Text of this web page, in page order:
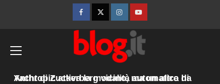
FacebookTwitterInstagramYouTube
principale
Iran, Araqchi “Un accordo con l’Oman su
Hormuz è vicino”. Nave colpita da un
proiettile nello Stretto
Giuseppe Recca 10 Agosto 2026 : 7:30
Yacht di Zuckerberg vicino, ma un altro ha
Anthropic attiva la modalità automatica di
scatti esclusivi della sua vacanza da
sogno.
4
Chiara Ferragni risponde agli haters:
i suoi figli e le critiche sul peso.